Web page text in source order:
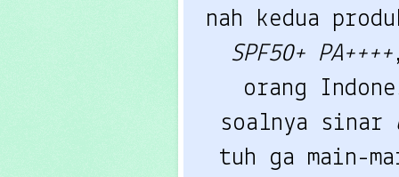
nah kedua
SPF50+ PA++++
orang
soalnya sinar
tuh ga main-